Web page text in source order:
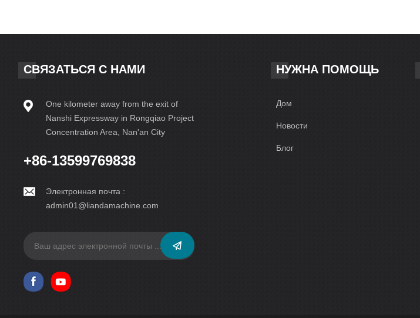
СВЯЗАТЬСЯ С НАМИ
One kilometer away from the exit of
Nanshi Expressway in Rongqiao Project
Concentration Area, Nan'an City
+86-13599769838
Электронная почта :
admin01@liandamachine.com
НУЖНА ПОМОЩЬ
Дом
Новости
Блог